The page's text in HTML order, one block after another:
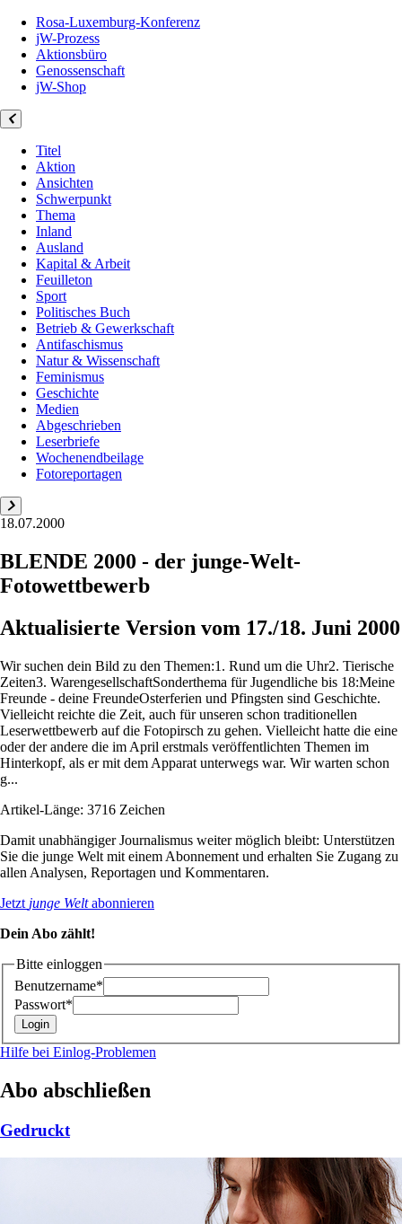
Rosa-Luxemburg-Konferenz
jW-Prozess
Aktionsbüro
Genossenschaft
jW-Shop
Titel
Aktion
Ansichten
Schwerpunkt
Thema
Inland
Ausland
Kapital & Arbeit
Feuilleton
Sport
Politisches Buch
Betrieb & Gewerkschaft
Antifaschismus
Natur & Wissenschaft
Feminismus
Geschichte
Medien
Abgeschrieben
Leserbriefe
Wochenendbeilage
Fotoreportagen
18.07.2000
BLENDE 2000 - der junge-Welt-
Fotowettbewerb
Aktualisierte Version vom 17./18. Juni 2000
Wir suchen dein Bild zu den Themen:1. Rund um die Uhr2. Tierische
Zeiten3. WarengesellschaftSonderthema für Jugendliche bis 18:Meine
Freunde - deine FreundeOsterferien und Pfingsten sind Geschichte.
Vielleicht reichte die Zeit, auch für unseren schon traditionellen
Leserwettbewerb auf die Fotopirsch zu gehen. Vielleicht hatte die eine
oder der andere die im April erstmals veröffentlichten Themen im
Hinterkopf, als er mit dem Apparat unterwegs war. Wir warten schon
g...
Artikel-Länge: 3716 Zeichen
Damit unabhängiger Journalismus weiter möglich bleibt: Unterstützen
Sie die junge Welt mit einem Abonnement und erhalten Sie Zugang zu
allen Analysen, Reportagen und Kommentaren.
Jetzt junge Weltabonnieren
Dein Abo zählt!
Bitte einloggen
Benutzername*
Passwort*
Hilfe bei Einlog-Problemen
Abo abschließen
Gedruckt